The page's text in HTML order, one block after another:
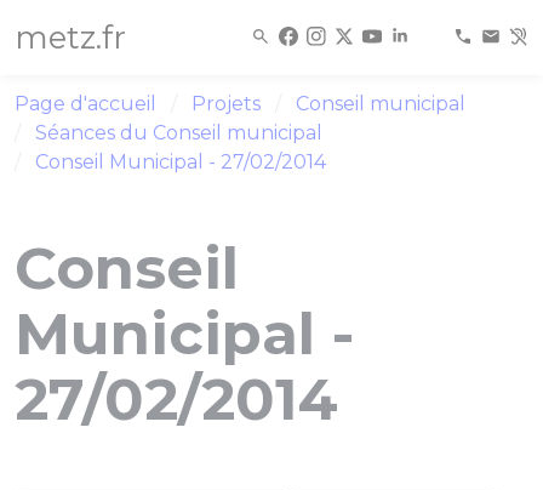
metz.fr
Page d'accueil Projets
Conseil municipal
Séances du Conseil municipal
Conseil Municipal - 27/02/2014
Conseil
Municipal -
27/02/2014